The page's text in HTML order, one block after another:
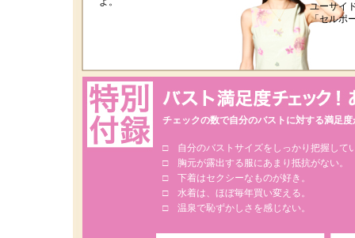
ユーサイ
「セルポ
チェックの数で自分のバストに対する満足
□ 自分のバストサイズをしっかり把握して
□ 胸元が露出する服にあまり抵抗がない。
□ 下着はセクシーなものが好き。
□ 水着は、ほぼ毎年買い変える。
□ 温泉で恥ずかしさを感じない。